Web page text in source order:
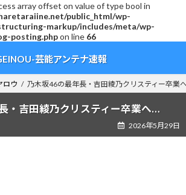
array offset on value of type bool in
public_html/wp-
markup/includes/meta/wp-
posting.phpon line 66
芸能アンテナ速報
ロウ 乃木坂46の最年長・吉田綾乃クリスティー卒業
・吉田綾乃クリスティー卒業へ…
2026年5月29日